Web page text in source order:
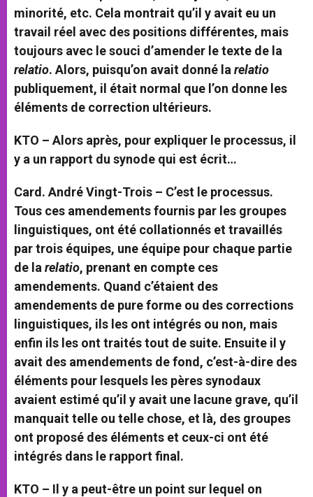
minorité, etc. Cela montrait qu’il y avait eu un
travail réel avec des positions différentes, mais
toujours avec le souci d’amender le texte de la
relatio. Alors, puisqu’on avait donné la relatio
publiquement, il était normal que l’on donne les
éléments de correction ultérieurs.
KTO – Alors après, pour expliquer le processus, il
y a un rapport du synode qui est écrit…
Card. André Vingt-Trois – C’est le processus.
Tous ces amendements fournis par les groupes
linguistiques, ont été collationnés et travaillés
par trois équipes, une équipe pour chaque partie
de la relatio, prenant en compte ces
amendements. Quand c’étaient des
amendements de pure forme ou des corrections
linguistiques, ils les ont intégrés ou non, mais
enfin ils les ont traités tout de suite. Ensuite il y
avait des amendements de fond, c’est-à-dire des
éléments pour lesquels les pères synodaux
avaient estimé qu’il y avait une lacune grave, qu’il
manquait telle ou telle chose, et là, des groupes
ont proposé des éléments et ceux-ci ont été
intégrés dans le rapport final.
KTO – Il y a peut-être un point sur lequel on